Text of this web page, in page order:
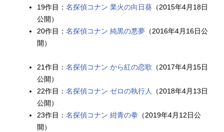
19作目： 名探偵コナン 業火の向日葵 （2015年4月18日
公開）
20作目： 名探偵コナン 純黒の悪夢 （2016年4月16日公
開）
21作目： 名探偵コナン から紅の恋歌 （2017年4月15日
公開）
22作目： 名探偵コナン ゼロの執行人
（2018年4月13日
公開）
23作目： 名探偵コナン 紺青の拳 （2019年4月12日公
開）